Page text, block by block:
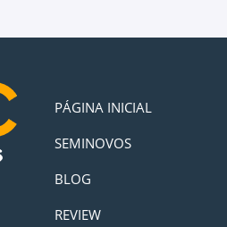
PÁGINA INICIAL
SEMINOVOS
BLOG
REVIEW